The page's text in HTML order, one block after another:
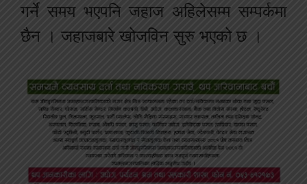
गर्ने समय भएपनि जहाज अहिलेसम्म सम्पर्कमा
छैन । जहाजबारे खोजविन सुरु भएको छ ।